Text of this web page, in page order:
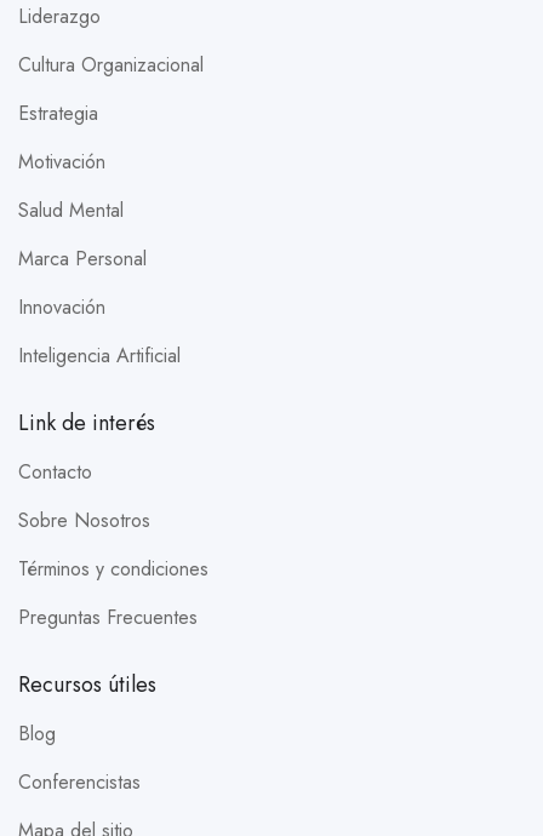
Liderazgo
Cultura Organizacional
Estrategia
Motivación
Salud Mental
Marca Personal
Innovación
Inteligencia Artificial
Link de interés
Contacto
Sobre Nosotros
Términos y condiciones
Preguntas Frecuentes
Recursos útiles
Blog
Conferencistas
Mapa del sitio